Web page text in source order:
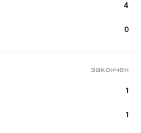
4
0
закончен
1
1